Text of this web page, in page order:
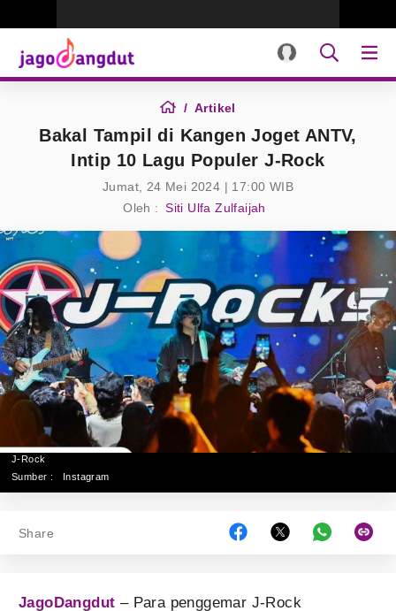
Artikel
Bakal Tampil di Kangen Joget ANTV,
Intip 10 Lagu Populer J-Rock
Jumat, 24 Mei 2024 | 17:00 WIB
Oleh : Siti Ulfa Zulfaijah
J-Rock
Sumber :
Instagram
Share
JagoDangdut – Para penggemar J-Rock